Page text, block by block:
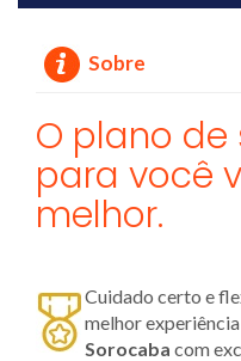
Sobre
O plano
para você
melhor.
Cuidado certo e
melhor
Sorocaba com